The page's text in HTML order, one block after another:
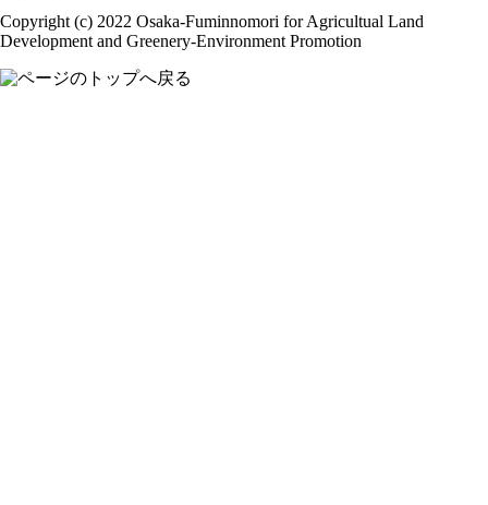
Copyright (c) 2022 Osaka-Fuminnomori for Agricultual Land
Development and Greenery-Environment Promotion